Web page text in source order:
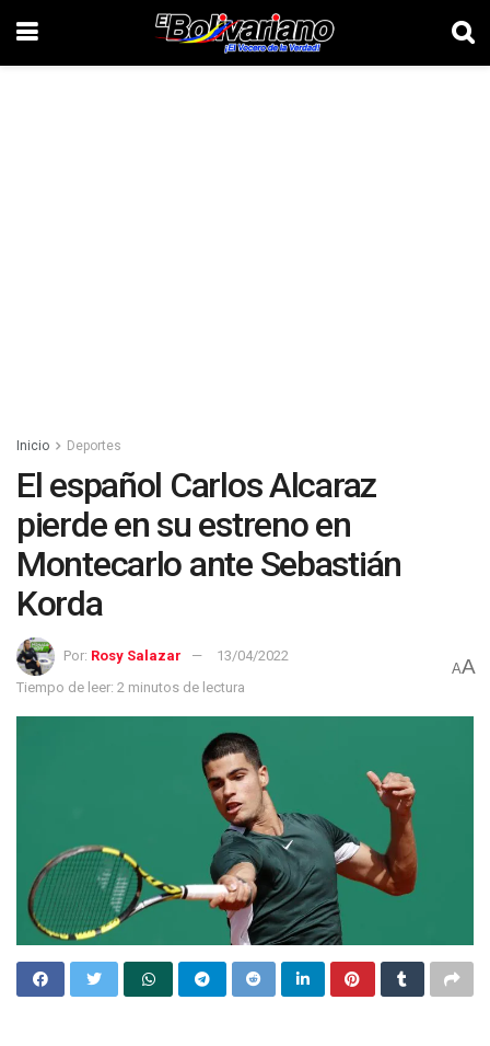
Inicio Deportes
El español Carlos Alcaraz
pierde en su estreno en
Montecarlo ante Sebastián
Korda
Por: Rosy Salazar
13/04/2022
Tiempo de leer: 2 minutos de lectura
AA